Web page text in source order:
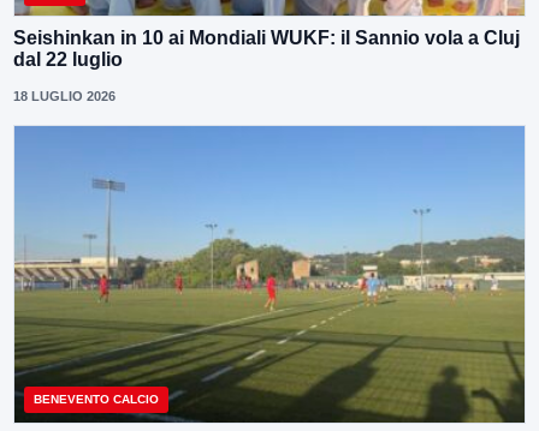
Seishinkan in 10 ai Mondiali WUKF: il Sannio vola a Cluj
dal 22 luglio
18 LUGLIO 2026
BENEVENTO CALCIO